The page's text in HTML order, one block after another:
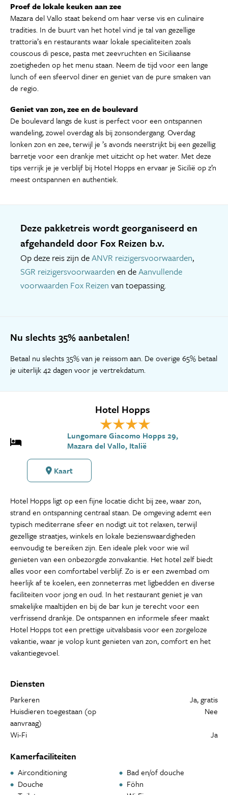
Proef de lokale keuken aan zee
Mazara del Vallo staat bekend om haar verse vis en culinaire
tradities. In de buurt van het hotel vind je tal van gezellige
trattoria’s en restaurants waar lokale specialiteiten zoals
couscous di pesce, pasta met zeevruchten en Siciliaanse
zoetigheden op het menu staan. Neem de tijd voor een lange
lunch of een sfeervol diner en geniet van de pure smaken van
de regio.
Geniet van zon, zee en de boulevard
De boulevard langs de kust is perfect voor een ontspannen
wandeling, zowel overdag als bij zonsondergang. Overdag
lonken zon en zee, terwijl je ’s avonds neerstrijkt bij een gezellig
barretje voor een drankje met uitzicht op het water. Met deze
tips verrijk je je verblijf bij Hotel Hopps en ervaar je Sicilië op z’n
meest ontspannen en authentiek.
Deze pakketreis wordt georganiseerd en
afgehandeld door Fox Reizen b.v.
Op deze reis zijn deANVR reizigersvoorwaarden,
SGR reizigersvoorwaarden en deAanvullende
voorwaarden Fox Reizen van toepassing.
Nu slechts 35% aanbetalen!
Betaal nu slechts 35% van je reissom aan. De overige 65% betaal
je uiterlijk 42 dagen voor je vertrekdatum.
Hotel Hopps
Lungomare Giacomo Hopps 29,
Mazara del Vallo, Italië
Kaart
Hotel Hopps ligt op een fijne locatie dicht bij zee, waar zon,
strand en ontspanning centraal staan. De omgeving ademt een
typisch mediterrane sfeer en nodigt uit tot relaxen, terwijl
gezellige straatjes, winkels en lokale bezienswaardigheden
eenvoudig te bereiken zijn. Een ideale plek voor wie wil
genieten van een onbezorgde zonvakantie. Het hotel zelf biedt
alles voor een comfortabel verblijf. Zo is er een zwembad om
heerlijk af te koelen, een zonneterras met ligbedden en diverse
faciliteiten voor jong en oud. In het restaurant geniet je van
smakelijke maaltijden en bij de bar kun je terecht voor een
verfrissend drankje. De ontspannen en informele sfeer maakt
Hotel Hopps tot een prettige uitvalsbasis voor een zorgeloze
vakantie, waar je volop kunt genieten van zon, comfort en het
vakantiegevoel.
Diensten
Parkeren
Ja, gratis
Huisdieren toegestaan (op
aanvraag)
Nee
Wi-Fi Ja
Kamerfaciliteiten
Airconditioning
Bad en/of douche
Douche
Föhn